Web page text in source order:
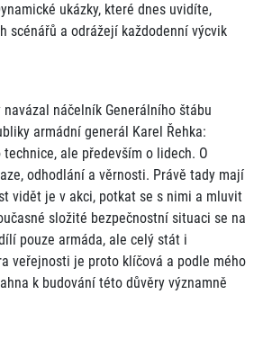
ukázky, které dnes uvidíte,
scénářů a odrážejí každodenní výcvik
náčelník Generálního štábu
armádní generál Karel Řehka:
technice, ale především o lidech. O
odhodlání a věrnosti. Právě tady mají
vidět je v akci, potkat se s nimi a mluvit
složité bezpečnostní situaci se na
pouze armáda, ale celý stát i
veřejnosti je proto klíčová a podle mého
k budování této důvěry významně